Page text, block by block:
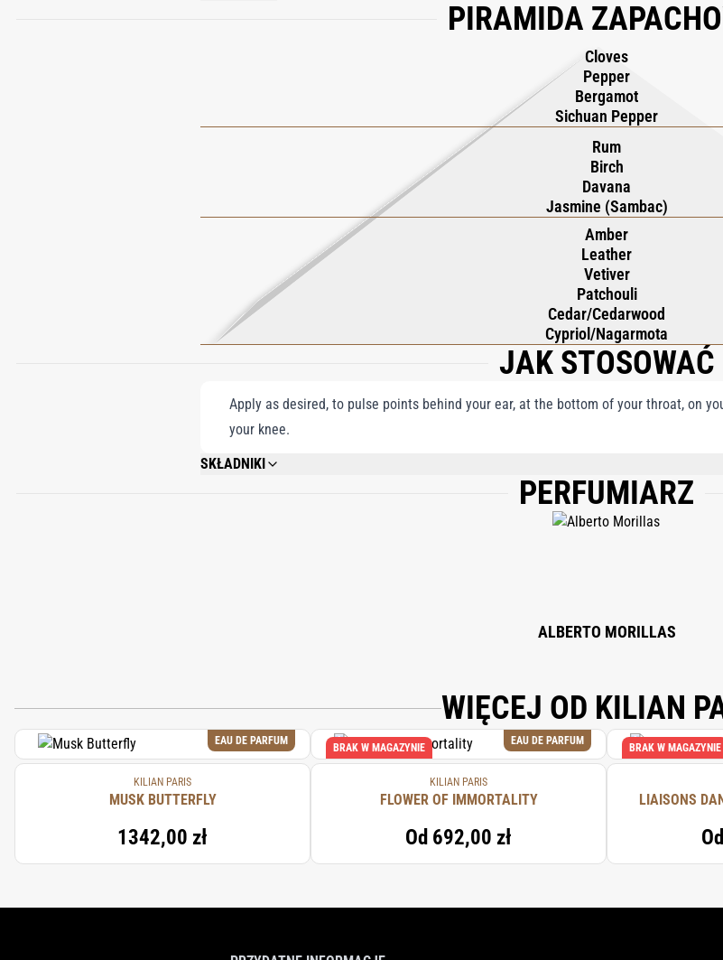
koneserów do świata, w którym ciemność staje się kolebką światła.
PIRAMIDA
Cloves
Pepper
Bergamot
Sichuan Pepper
Rum
Birch
Davana
Jasmine (Sambac)
Amber
Leather
Vetiver
Patchouli
Cedar/Cedarwood
Cypriol/Nagarmota
JAK STOSOWAĆ
Apply as desired, to pulse points behind your ear, at the bottom of your throat, on
your knee.
SKŁADNIKI
ALCOHOL DENAT., FRAGRANCE (PARFUM), WATER/AQUA/EAU, LIMONENE, LINALOOL, BENZYL
(OAKMOSS) EXTRACT, CITRONELLOL, GERANIOL, FARNESOL, ISOEUGENOL, CINNAMYL ALCOHOL,
PERFUMIARZ
ALBERTO MORILLAS
WIĘCEJ OD KILIAN
EAU DE PARFUM
KILIAN PARIS
MUSK BUTTERFLY
1342,00 zł
EAU DE PARFUM
BRAK W MAGAZYNIE
KILIAN PARIS
FLOWER OF IMMORTALITY
Od 692,00 zł
BRAK W MAGAZYNIE
LIAISONS
Od